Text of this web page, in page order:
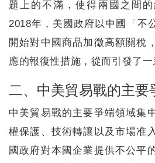
題上的不滿，使得兩國之間的
2018年，美國政府以中國「不
開始對中國商品加徵高額關稅
應的報復性措施，從而引發了一
二、中美貿易戰的主要
中美貿易戰的主要爭端領域集
權保護、技術轉讓以及市場准
國政府對本國企業提供不公平